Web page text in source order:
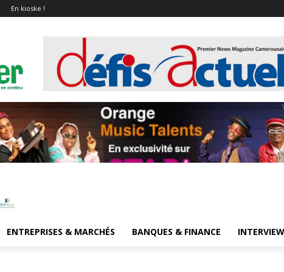
En kioske !
ENTREPRISES & MARCHÉS BANQUES & FINANCE